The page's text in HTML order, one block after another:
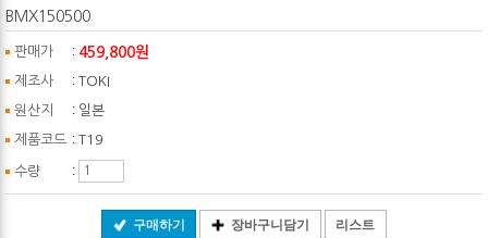
BMX150500
판매가 : 459,800원
제조사 : TOKI
원산지 : 일본
제품코드 : T19
수량 :
구매하기 장바구니담기 리스트